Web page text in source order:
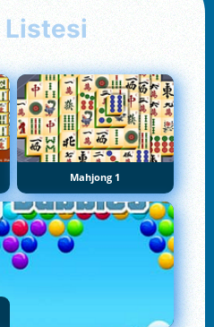
Listesi
Mahjong 1